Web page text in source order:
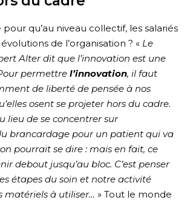
qu’au niveau collectif, les salariés
de l’organisation ? « Le
Alter dit que l’innovation est une
permettre l’innovation, il faut
de liberté de pensée à nos
osent se projeter hors du cadre.
lieu de se concentrer sur
brancardage pour un patient qui va
pourrait se dire : mais en fait, ce
debout jusqu’au bloc. C’est penser
étapes du soin et notre activité
matériels à utiliser… » Tout le monde